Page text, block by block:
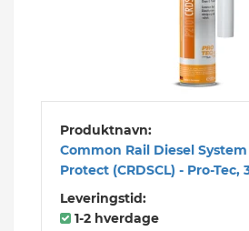
Produktnavn:
Common Rail Diesel
Protect (CRDSCL) - Pro-Tec,
Leveringstid:
1-2 hverdage